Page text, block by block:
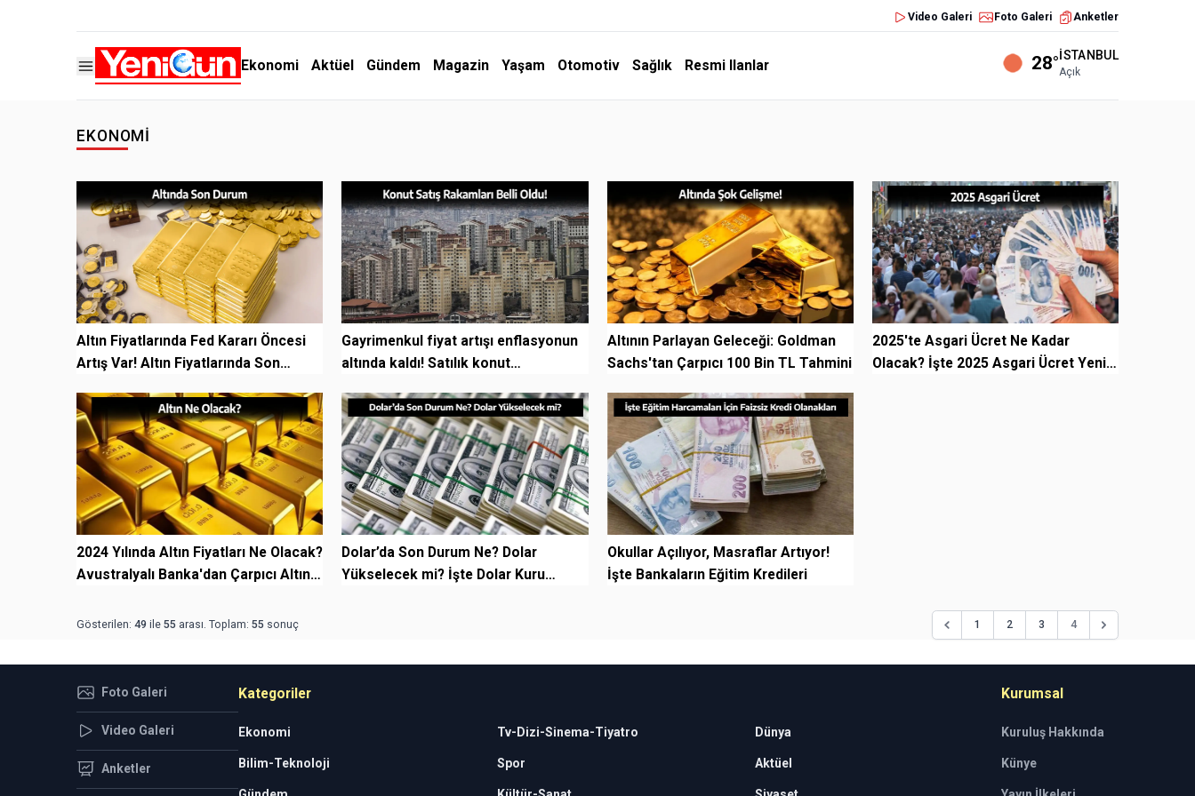
Video Galeri Foto Galeri Anketler
Ekonomi Aktüel Gündem Magazin Yaşam Otomotiv Sağlık Resmi Ilanlar 28°İSTANBUL
Açık
EKONOMI
Altın Fiyatlarında Fed Kararı Öncesi
Artış Var! Altın Fiyatlarında Son
Gayrimenkul fiyat artışı enflasyonun
altında kaldı! Satılık konut
Altının Parlayan Geleceği: Goldman
Sachs'tan Çarpıcı 100 Bin TL Tahmini
2025'te Asgari Ücret Ne Kadar
Olacak? İşte 2025 Asgari Ücret Yeni
2024 Yılında Altın Fiyatları Ne Olacak?
Avustralyalı Banka'dan Çarpıcı Altın
Dolar’da Son Durum Ne? Dolar
Yükselecek mi? İşte Dolar Kuru
Okullar Açılıyor, Masraflar Artıyor!
İşte Bankaların Eğitim Kredileri
Gösterilen: 49 ile 55 arası. Toplam: 55 sonuç 1 2 3 4
Foto Galeri
Video Galeri
Anketler
Kategoriler
Ekonomi Tv-Dizi-Sinema-Tiyatro Dünya
Bilim-Teknoloji Spor Aktüel
Kurumsal
Kuruluş Hakkında
Künye